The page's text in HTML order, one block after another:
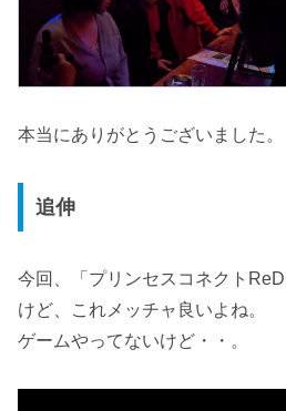
本当にありがとうございました。
追伸
今回、「プリンセスコネクト
けど、これメッチャ良いよね。
ゲームやってないけど・・。